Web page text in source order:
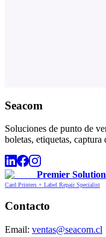
Seacom
Soluciones de punto de
boletas, etiquetas, captura
Premier
Card Printers + Label Repair Specialist
Contacto
Email: ventas@seacom.cl